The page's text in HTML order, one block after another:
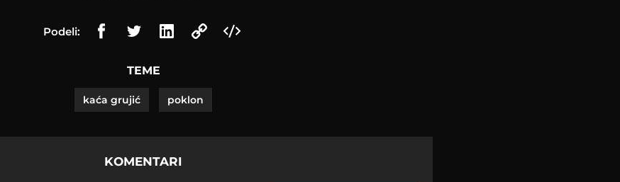
Podeli:
TEME
kaća grujić poklon
KOMENTARI